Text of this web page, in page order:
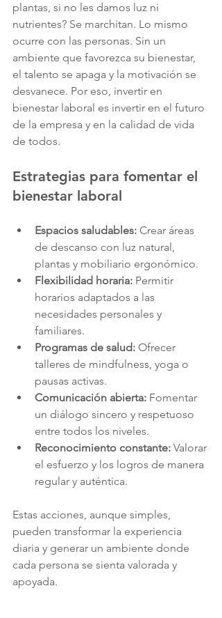
plantas, si no les damos luz ni
nutrientes? Se marchitan. Lo mismo
ocurre con las personas. Sin un
ambiente que favorezca su bienestar,
el talento se apaga y la motivación se
desvanece. Por eso, invertir en
bienestar laboral es invertir en el futuro
de la empresa y en la calidad de vida
de todos.
Estrategias para fomentar el
bienestar laboral
Espacios saludables: Crear áreas
de descanso con luz natural,
plantas y mobiliario ergonómico.
Flexibilidad horaria: Permitir
horarios adaptados a las
necesidades personales y
familiares.
Programas de salud: Ofrecer
talleres de mindfulness, yoga o
pausas activas.
Comunicación abierta: Fomentar
un diálogo sincero y respetuoso
entre todos los niveles.
Reconocimiento constante: Valorar
el esfuerzo y los logros de manera
regular y auténtica.
Estas acciones, aunque simples,
pueden transformar la experiencia
diaria y generar un ambiente donde
cada persona se sienta valorada y
apoyada.